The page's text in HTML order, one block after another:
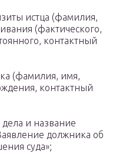
истца (фамилия,
(фактического,
контактный
(фамилия, имя,
контактный
и название
должника об
суда»;